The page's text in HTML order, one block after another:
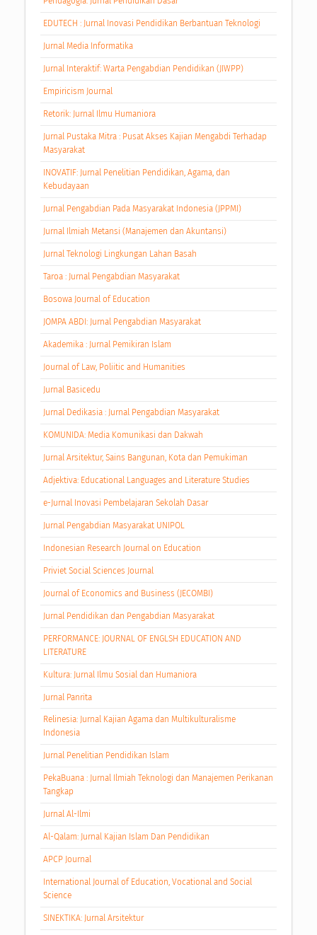
EDUTECH : Jurnal Inovasi Pendidikan Berbantuan Teknologi
Jurnal Media Informatika
Jurnal Interaktif: Warta Pengabdian Pendidikan (JIWPP)
Empiricism Journal
Retorik: Jurnal Ilmu Humaniora
Jurnal Pustaka Mitra : Pusat Akses Kajian Mengabdi Terhadap
Masyarakat
INOVATIF: Jurnal Penelitian Pendidikan, Agama, dan
Kebudayaan
Jurnal Pengabdian Pada Masyarakat Indonesia (JPPMI)
Jurnal Ilmiah Metansi (Manajemen dan Akuntansi)
Jurnal Teknologi Lingkungan Lahan Basah
Taroa : Jurnal Pengabdian Masyarakat
Bosowa Journal of Education
JOMPA ABDI: Jurnal Pengabdian Masyarakat
Akademika : Jurnal Pemikiran Islam
Journal of Law, Poliitic and Humanities
Jurnal Basicedu
Jurnal Dedikasia : Jurnal Pengabdian Masyarakat
KOMUNIDA: Media Komunikasi dan Dakwah
Jurnal Arsitektur, Sains Bangunan, Kota dan Pemukiman
Adjektiva: Educational Languages and Literature Studies
e-Jurnal Inovasi Pembelajaran Sekolah Dasar
Jurnal Pengabdian Masyarakat UNIPOL
Indonesian Research Journal on Education
Priviet Social Sciences Journal
Journal of Economics and Business (JECOMBI)
Jurnal Pendidikan dan Pengabdian Masyarakat
PERFORMANCE: JOURNAL OF ENGLSH EDUCATION AND
LITERATURE
Kultura: Jurnal Ilmu Sosial dan Humaniora
Jurnal Panrita
Relinesia: Jurnal Kajian Agama dan Multikulturalisme
Indonesia
Jurnal Penelitian Pendidikan Islam
PekaBuana : Jurnal Ilmiah Teknologi dan Manajemen Perikanan
Tangkap
Jurnal Al-Ilmi
Al-Qalam: Jurnal Kajian Islam Dan Pendidikan
APCP Journal
International Journal of Education, Vocational and Social
Science
SINEKTIKA: Jurnal Arsitektur